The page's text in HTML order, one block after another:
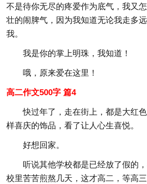
不是待你无尽的疼爱作为底气，我又
壮的闹脾气，因为我知道无论我走多
我。
我是你的掌上明珠，我知道！
哦，原来爱在这里！
高二作文500字 篇4
快过年了，走在街上，都是大红
样喜庆的饰品，看了让人心生喜悦。
好想回家。
听说其他学校都是已经放了假的
校里苦苦煎熬几天，这才高二，等高